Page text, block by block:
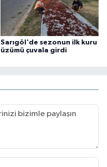
Sarıgöl'de sezonun ilk kuru
üzümü çuvala girdi